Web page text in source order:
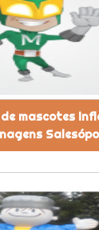
mascotes